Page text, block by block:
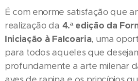
É com enorme satisfação que
realização da 4.ª edição da
Iniciação à Falcoaria, uma
para todos aqueles que
profundamente a arte milenar